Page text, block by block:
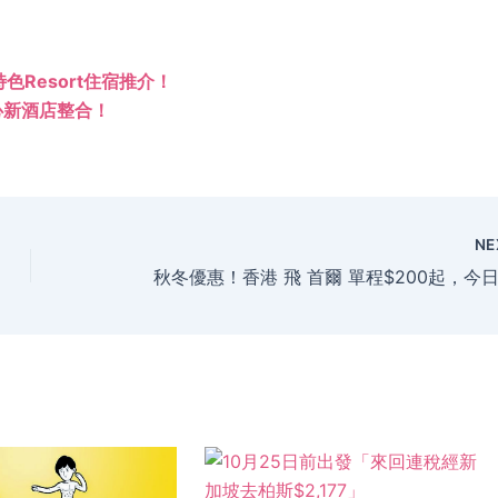
Resort住宿推介！
酒店整合！